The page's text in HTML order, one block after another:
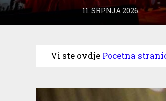
11. SRPNJA 2026.
Vi ste ovdje Pocetna